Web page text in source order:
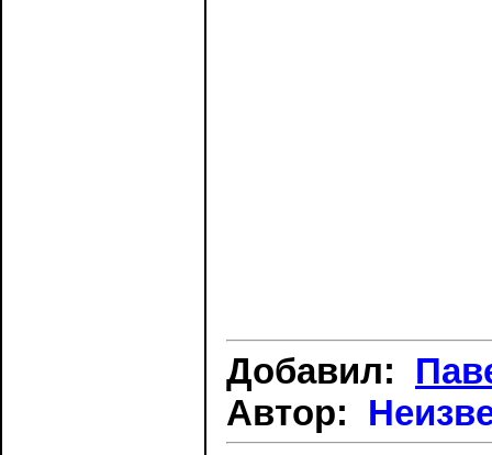
Добавил:
Автор: